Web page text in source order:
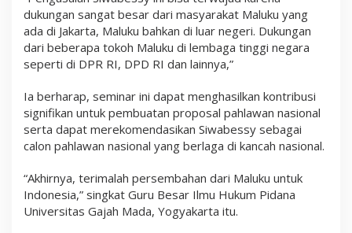
dukungan sangat besar dari masyarakat Maluku yang
ada di Jakarta, Maluku bahkan di luar negeri. Dukungan
dari beberapa tokoh Maluku di lembaga tinggi negara
seperti di DPR RI, DPD RI dan lainnya,”
Ia berharap, seminar ini dapat menghasilkan kontribusi
signifikan untuk pembuatan proposal pahlawan nasional
serta dapat merekomendasikan Siwabessy sebagai
calon pahlawan nasional yang berlaga di kancah nasional.
“Akhirnya, terimalah persembahan dari Maluku untuk
Indonesia,” singkat Guru Besar Ilmu Hukum Pidana
Universitas Gajah Mada, Yogyakarta itu.